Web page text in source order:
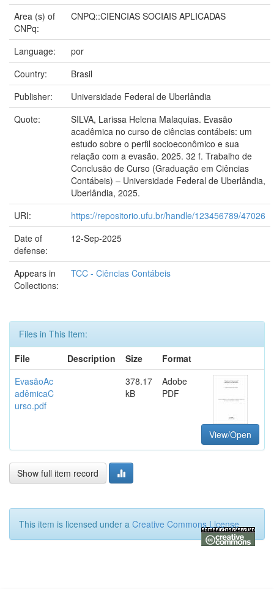
Area (s) of
CNPq:
CNPQ::CIENCIAS SOCIAIS APLICADAS
Language:
por
Country:
Brasil
Publisher:
Universidade Federal de Uberlândia
Quote:
SILVA, Larissa Helena Malaquias. Evasão
acadêmica no curso de ciências contábeis: um
estudo sobre o perfil socioeconômico e sua
relação com a evasão. 2025. 32 f. Trabalho de
Conclusão de Curso (Graduação em Ciências
Contábeis) – Universidade Federal de Uberlândia,
Uberlândia, 2025.
URI:
https://repositorio.ufu.br/handle/123456789/47026
Date of
defense:
12-Sep-2025
Appears in
Collections:
TCC - Ciências Contábeis
Files in This Item:
File
Description Size
Format
EvasãoAc
adêmicaC
urso.pdf
378.17
kB
Adobe
PDF
View/Open
Show full item record
This item is licensed under a Creative Commons License